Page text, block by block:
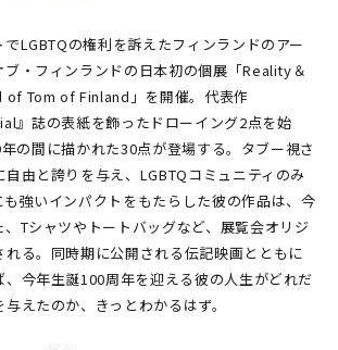
LGBTQの権利を訴えたフィンランドのアー
ブ・フィンランドの日本初の個展「Reality＆
Tom of Finland」を開催。代表作
』誌の表紙を飾ったドローイング2点を始
の間に描かれた30点が登場する。タブー視さ
由と誇りを与え、LGBTQコミュニティのみ
強いインパクトをもたらした彼の作品は、今
Tシャツやトートバッグなど、展覧会オリジ
れる。同時期に公開される伝記映画とともに
、今年生誕100周年を迎える彼の人生がどれだ
えたのか、きっとわかるはず。